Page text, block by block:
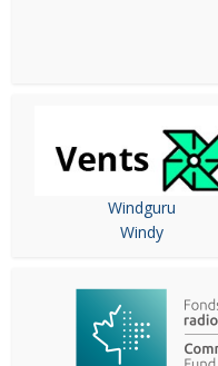
Windguru
Windy